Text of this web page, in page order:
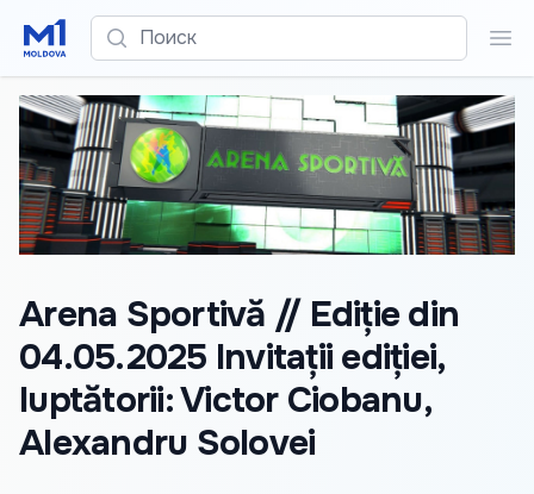
Поиск
Arena Sportivă // Ediție din
04.05.2025 Invitații ediției,
luptătorii: Victor Ciobanu,
Alexandru Solovei